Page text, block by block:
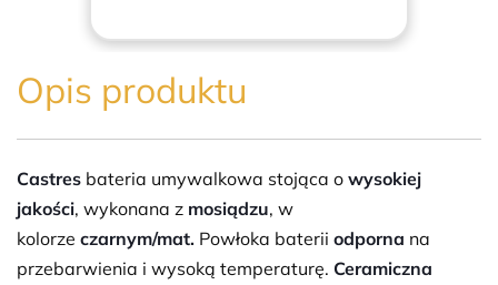
Opis produktu
Castres bateria umywalkowa stojąca o wysokiej
jakości, wykonana z mosiądzu, w
kolorze czarnym/mat. Powłoka baterii odporna na
przebarwienia i wysoką temperaturę. Ceramiczna